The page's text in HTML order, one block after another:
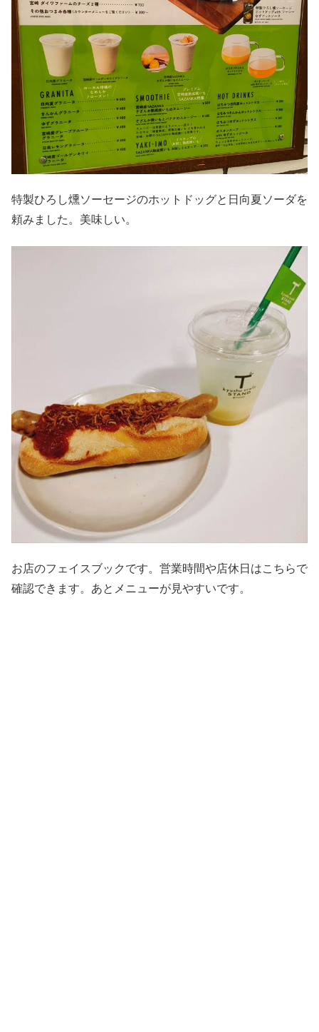
特製ひろし燻ソーセージのホットドッグと日向夏ソーダを
頼みました。美味しい。
お店のフェイスブックです。営業時間や店休日はこちらで
確認できます。あとメニューが見やすいです。